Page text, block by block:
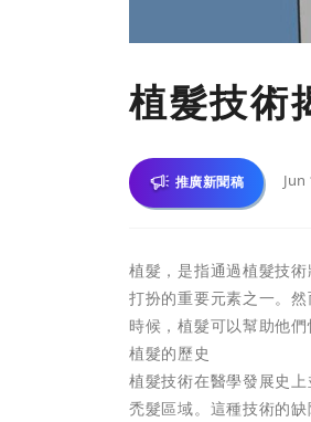
植髮技術
推廣新聞稿 Jun
植髮，是指通過植髮技
打扮的重要元素之一。
時候，植髮可以幫助他們
植髮的歷史
植髮技術在醫學發展史
禿髮區域。這種技術的